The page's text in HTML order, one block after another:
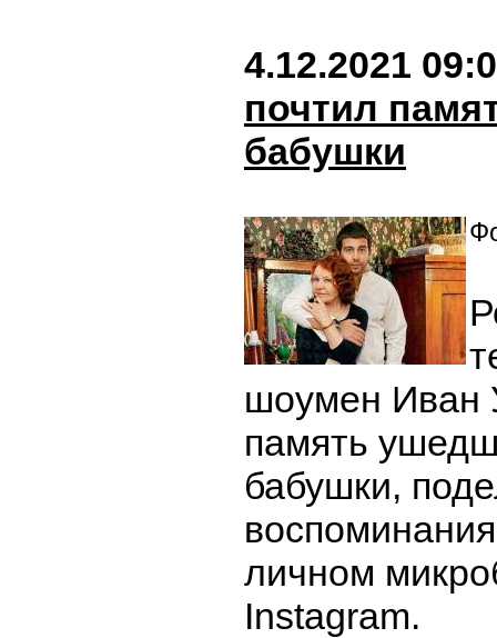
4.12.2021
почтил
бабушки
шоумен Иван
память
бабушки,
личном
Instagram.